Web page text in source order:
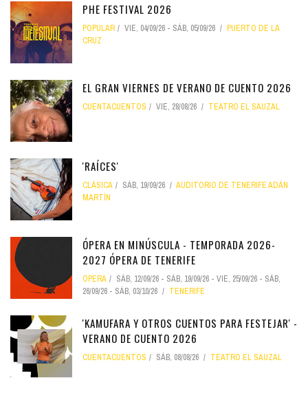
PHE FESTIVAL 2026
POPULAR VIE, 04/09/26 - SÁB, 05/09/26
PUERTO DE LA
CRUZ
EL GRAN VIERNES DE VERANO DE CUENTO 2026
CUENTACUENTOS VIE, 28/08/26 TEATRO EL SAUZAL
'RAÍCES'
CLÁSICA SÁB, 19/09/26
AUDITORIO DE TENERIFE ADÁN
MARTÍN
ÓPERA EN MINÚSCULA - TEMPORADA 2026-
2027 ÓPERA DE TENERIFE
ÓPERA SÁB, 12/09/26 - SÁB, 19/09/26 - VIE, 25/09/26 - SÁB,
26/09/26 - SÁB, 03/10/26 TENERIFE
'KAMUFARA Y OTROS CUENTOS PARA FESTEJAR' -
VERANO DE CUENTO 2026
CUENTACUENTOS SÁB, 08/08/26 TEATRO EL SAUZAL